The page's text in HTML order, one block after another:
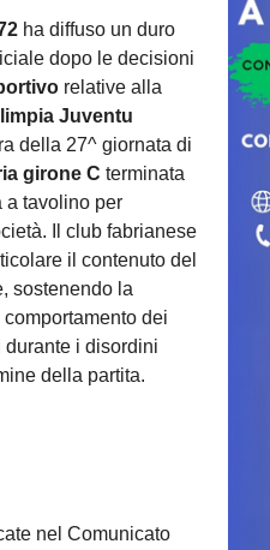
ha diffuso un duro
dopo le decisioni
relative alla
Juventu
della 27^ giornata di
girone C terminata
a tavolino per
Il club fabrianese
il contenuto del
sostenendo la
dei
durante i disordini
della partita.
nel Comunicato